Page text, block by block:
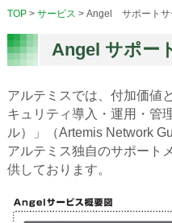
TOP> サービス > Angel サポートサ
Angel サポー
アルテミスでは、付加価値
キュリティ導入・運用・管
ル）」（Artemis Network
アルテミス独自のサポート
供しております。